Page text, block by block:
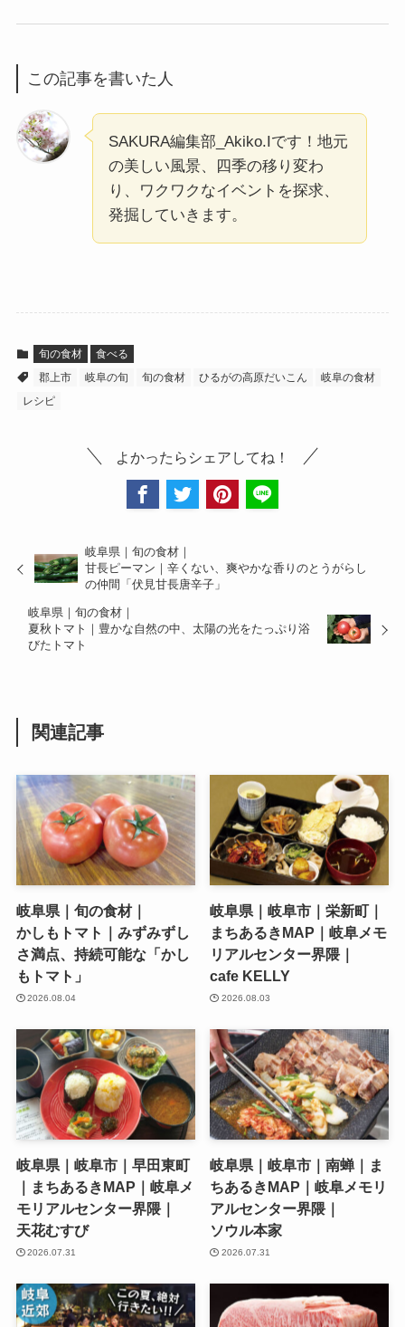
この記事を書いた人
SAKURA編集部_Akiko.Iです！地元
の美しい風景、四季の移り変わ
り、ワクワクなイベントを探求、
発掘していきます。
旬の食材
食べる
郡上市
岐阜の旬 旬の食材 ひるがの高原だいこん
岐阜の食材
レシピ
よかったらシェアしてね！
岐阜県｜旬の食材｜
甘長ピーマン｜辛くない、爽やかな香りのとうがらし
の仲間「伏見甘長唐辛子」
岐阜県｜旬の食材｜
夏秋トマト｜豊かな自然の中、太陽の光をたっぷり浴
びたトマト
関連記事
岐阜県｜旬の食材｜
かしもトマト｜みずみずし
さ満点、持続可能な「かし
もトマト」
2026.08.04
岐阜県｜岐阜市｜栄新町｜
まちあるきMAP｜岐阜メモ
リアルセンター界隈｜
cafe KELLY
2026.08.03
岐阜県｜岐阜市｜早田東町
｜まちあるきMAP｜岐阜メ
モリアルセンター界隈｜
天花むすび
2026.07.31
岐阜県｜岐阜市｜南蝉｜ま
ちあるきMAP｜岐阜メモリ
アルセンター界隈｜
ソウル本家
2026.07.31